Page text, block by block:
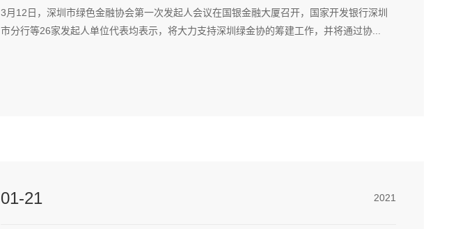
3月12日，深圳市绿色金融协会第一次发起人会议在国银金融大厦召开，国家开发银行深圳
市分行等26家发起人单位代表均表示，将大力支持深圳绿金协的筹建工作，并将通过协...
01-21 2021